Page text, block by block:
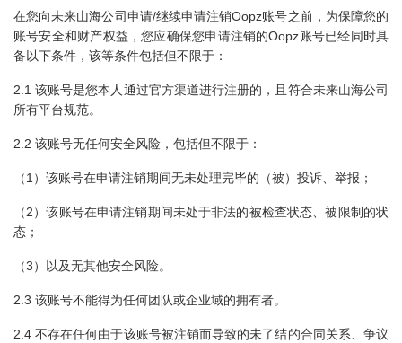
在您向未来山海公司申请/继续申请注销Oopz账号之前，为保障您的
账号安全和财产权益，您应确保您申请注销的Oopz账号已经同时具
备以下条件，该等条件包括但不限于：
2.1 该账号是您本人通过官方渠道进行注册的，且符合未来山海公司
所有平台规范。
2.2 该账号无任何安全风险，包括但不限于：
（1）该账号在申请注销期间无未处理完毕的（被）投诉、举报；
（2）该账号在申请注销期间未处于非法的被检查状态、被限制的状
态；
（3）以及无其他安全风险。
2.3 该账号不能得为任何团队或企业域的拥有者。
2.4 不存在任何由于该账号被注销而导致的未了结的合同关系、争议